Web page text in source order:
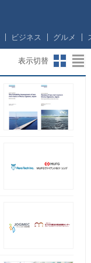
ビジネス グルメ
表示切替